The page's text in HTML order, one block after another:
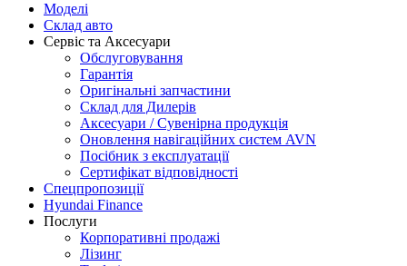
Моделі
Склад авто
Сервіс та Аксесуари
Обслуговування
Гарантія
Оригінальні запчастини
Склад для Дилерів
Аксесуари / Сувенірна продукція
Оновлення навігаційних систем AVN
Посібник з експлуатації
Сертифікат відповідності
Спецпропозиції
Hyundai Finance
Послуги
Корпоративні продажі
Лізинг